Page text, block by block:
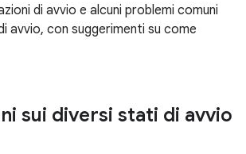
di avvio e alcuni problemi comuni
avvio, con suggerimenti su come
sui diversi stati di avvio